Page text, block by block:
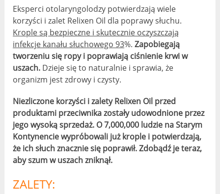
Eksperci otolaryngolodzy potwierdzają wiele
korzyści i zalet Relixen Oil dla poprawy słuchu.
Krople są bezpieczne i skutecznie oczyszczają
infekcje kanału słuchowego 93%.Zapobiegają
tworzeniu się ropy i poprawiają ciśnienie krwi w
uszach. Dzieje się to naturalnie i sprawia, że ​​
organizm jest zdrowy i czysty.
Niezliczone korzyści i zalety Relixen Oil przed
produktami przeciwnika zostały udowodnione przez
jego wysoką sprzedaż. O 7,000,000 ludzie na Starym
Kontynencie wypróbowali już krople i potwierdzają,
że ich słuch znacznie się poprawił. Zdobądź je teraz,
aby szum w uszach zniknął.
ZALETY: